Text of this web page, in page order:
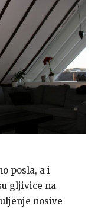
posla, a i
gljivice na
nosive